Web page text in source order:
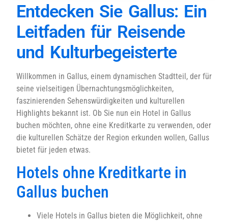
Entdecken Sie Gallus: Ein
Leitfaden für Reisende
und Kulturbegeisterte
Willkommen in Gallus, einem dynamischen Stadtteil, der für
seine vielseitigen Übernachtungsmöglichkeiten,
faszinierenden Sehenswürdigkeiten und kulturellen
Highlights bekannt ist. Ob Sie nun ein Hotel in Gallus
buchen möchten, ohne eine Kreditkarte zu verwenden, oder
die kulturellen Schätze der Region erkunden wollen, Gallus
bietet für jeden etwas.
Hotels ohne Kreditkarte in
Gallus buchen
Viele Hotels in Gallus bieten die Möglichkeit, ohne